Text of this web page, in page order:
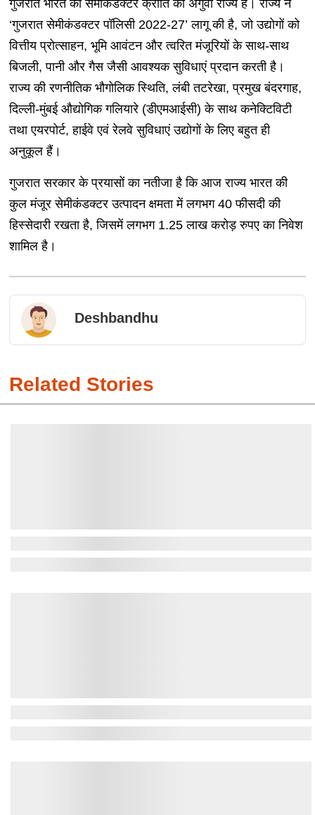
गुजरात भारत की सेमीकंडक्टर क्रांति का अगुवा राज्य है। राज्य ने
‘गुजरात सेमीकंडक्टर पॉलिसी 2022-27’ लागू की है, जो उद्योगों को
वित्तीय प्रोत्साहन, भूमि आवंटन और त्वरित मंजूरियों के साथ-साथ
बिजली, पानी और गैस जैसी आवश्यक सुविधाएं प्रदान करती है।
राज्य की रणनीतिक भौगोलिक स्थिति, लंबी तटरेखा, प्रमुख बंदरगाह,
दिल्ली-मुंबई औद्योगिक गलियारे (डीएमआईसी) के साथ कनेक्टिविटी
तथा एयरपोर्ट, हाईवे एवं रेलवे सुविधाएं उद्योगों के लिए बहुत ही
अनुकूल हैं।
गुजरात सरकार के प्रयासों का नतीजा है कि आज राज्य भारत की
कुल मंजूर सेमीकंडक्टर उत्पादन क्षमता में लगभग 40 फीसदी की
हिस्सेदारी रखता है, जिसमें लगभग 1.25 लाख करोड़ रुपए का निवेश
शामिल है।
Deshbandhu
Related Stories